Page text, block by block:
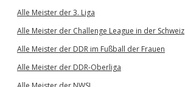
Alle Meister der 3. Liga
Alle Meister der Challenge League in der Schweiz
Alle Meister der DDR im Fußball der Frauen
Alle Meister der DDR-Oberliga